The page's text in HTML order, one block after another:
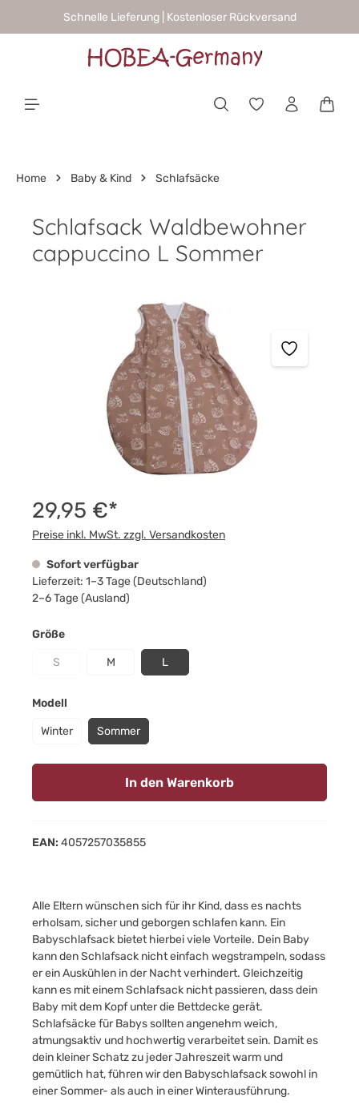
springenSchnelle Lieferung | Kostenloser Rückversand
Home Baby & Kind Schlafsäcke
Schlafsack Waldbewohner
cappuccino L Sommer
Bildergalerie überspringen
29,95 €*
Preise inkl. MwSt. zzgl. Versandkosten
Sofort verfügbar
Lieferzeit: 1–3 Tage (Deutschland)
2–6 Tage (Ausland)
Größeauswählen
S(Diese Option ist zurzeit nicht verfügbar.)
M L
Modell
Winter Sommer
In den Warenkorb
EAN: 4057257035855
Alle Eltern wünschen sich für ihr Kind, dass es nachts
erholsam, sicher und geborgen schlafen kann. Ein
Babyschlafsack bietet hierbei viele Vorteile. Dein Baby
kann den Schlafsack nicht einfach wegstrampeln, sodass
er ein Auskühlen in der Nacht verhindert. Gleichzeitig
kann es mit einem Schlafsack nicht passieren, dass dein
Baby mit dem Kopf unter die Bettdecke gerät.
Schlafsäcke für Babys sollten angenehm weich,
atmungsaktiv und hochwertig verarbeitet sein. Damit es
dein kleiner Schatz zu jeder Jahreszeit warm und
gemütlich hat, führen wir den Babyschlafsack sowohl in
einer Sommer- als auch in einer Winterausführung.